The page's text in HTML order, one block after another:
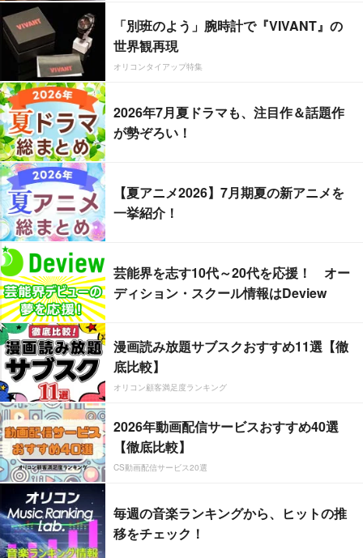
「別班のよう」腕時計で『VIVANT』の
世界観再現
オリコンタイアップ特集
2026年7月夏ドラマも、注目作＆話題作
が勢ぞろい！
【夏アニメ2026】7月期夏の新アニメを
一挙紹介！
芸能界を志す10代～20代を応援！ オー
ディション・スクール情報はDeview
漫画読み放題サブスクおすすめ11選【徹
底比較】
オリコン顧客満足度ランキング
2026年動画配信サービスおすすめ40選
【徹底比較】
CS動画配信サービス20選
毎週の音楽ランキングから、ヒットの推
移をチェック！